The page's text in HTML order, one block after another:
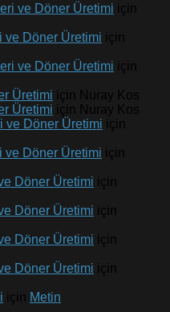
ve Döner Üretimi için
ve Döner Üretimi için
ve Döner Üretimi için
Üretimi için Nuray Kos
Üretimi için Nuray Kos
ve Döner Üretimi için
ve Döner Üretimi için
Döner Üretimi için
Döner Üretimi için
Döner Üretimi için
Döner Üretimi için
için Metin